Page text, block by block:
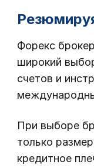
Форекс
широкий
счетов и
При выборе
только
кредитное